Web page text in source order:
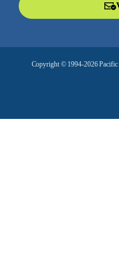
a
Copyright © 1994-2026 Pacific